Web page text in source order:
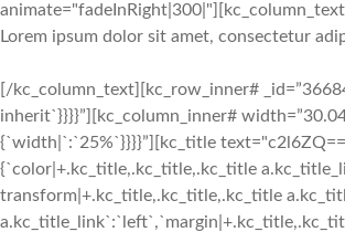
Lorem ipsum dolor sit amet, consectetur
[/kc_column_text][kc_row_inner#
inherit`}}}}”][kc_column_inner#
{`width|`:`25%`}}}}”][kc_title
{`color|+.kc_title,.kc_title,.kc_title
transform|+.kc_title,.kc_title,.kc_title